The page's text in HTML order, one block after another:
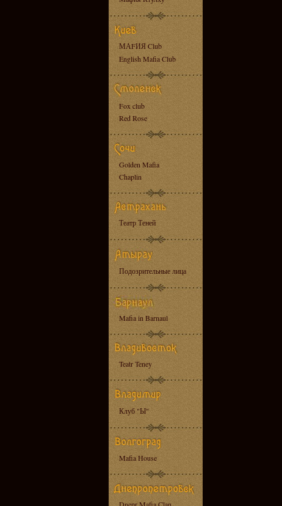
МАFИЯ Club
English Mafia Club
Fox club
Red Rose
Golden Mafia
Chaplin
Театр Теней
Подозрительные лица
Mafia in Barnaul
Teatr Teney
Клуб "Ы"
Mafia House